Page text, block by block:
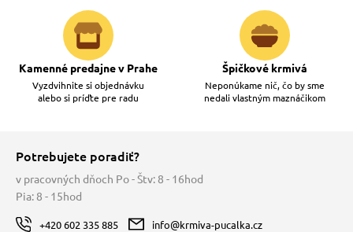
Kamenné predajne v Prahe
Vyzdvihnite si objednávku
alebo si príďte pre radu
Špičkové krmivá
Neponúkame nič, čo by sme
nedali vlastným maznáčikom
Potrebujete poradiť?
v pracovných dňoch Po - Štv: 8 - 16hod
Pia: 8 - 15hod
+420 602 335 885 info@krmiva-pucalka.cz